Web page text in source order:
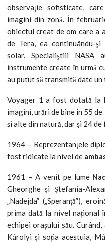
observaţie sofisticate,
imagini din zonă. În
obiectul creat de om care a
de Tera, ea continuându-
solar. Specialiştiii
instrumente create în urmă
au putut să transmită date
Voyager 1 a fost dotată la
imagini, urări de bine în 55 de
şi alte din natură, dar şi 24
1964 – Reprezentanţele
fost ridicate la nivel de
1961 – A venit pe lume
Gheorghe și Ștefania-
„Nadejda” („Speranță”),
prima dată la nivel național
echipei orașului său.
Károlyi și soția acestuia,